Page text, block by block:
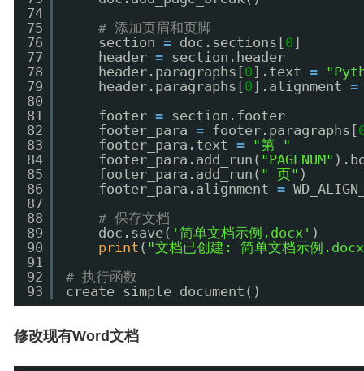
74
75
76
77
78
79
80
81
82
83
84
85
86
87
88
89
90
91
92
93
# 添加页眉和页脚
section = doc.sections[0 ]
header = section.header
header.paragraphs[0 ].text =
header.paragraphs[0 ].alignment =
footer = section.footer
footer_para = footer.paragraphs[
footer_para.text =
"第 "
footer_para.add_run( "PAGENUM"
footer_para.add_run( " 页" )
footer_para.alignment =
# 保存文档
doc.save( '简单文档示例.docx' )
print ( "文档已创建: 简单文档示例
# 执行函数
create_simple_document()
修改现有Word文档